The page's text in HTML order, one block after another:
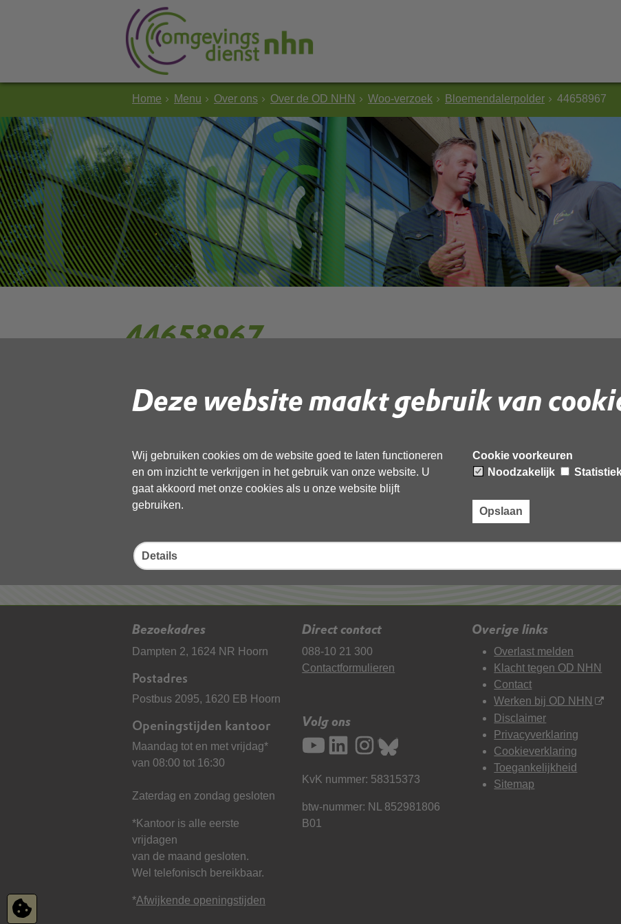
Deze website maakt gebruik van
Wij gebruiken cookies om de website goed te laten functioneren
en om inzicht te verkrijgen in het gebruik van onze website. U
gaat akkoord met onze cookies als u onze website blijft
gebruiken.
Cookie voorkeuren
Noodzakelijk
Opslaan
Details
Home Menu Over ons Over de OD NHN Woo-verzoek Bloemendalerpolder 44658967
44658967
Gebruik de onderstaande link om het document te downloaden.
Deel deze pagina
Bezoekadres
Dampten 2, 1624 NR Hoorn
Postadres
Postbus 2095, 1620 EB Hoorn
Openingstijden kantoor
Maandag tot en met vrijdag*
van 08:00 tot 16:30
Zaterdag en zondag gesloten
*Kantoor is alle eerste
vrijdagen
van de maand gesloten.
Wel telefonisch bereikbaar.
*Afwijkende openingstijden
Direct contact
088-10 21 300
Contactformulieren
Volg ons
KvK nummer: 58315373
btw-nummer: NL 852981806
B01
Overige links
Overlast melden
Klacht tegen OD NHN
Contact
Werken bij OD NHN
Disclaimer
Privacyverklaring
Cookieverklaring
Toegankelijkheid
Sitemap